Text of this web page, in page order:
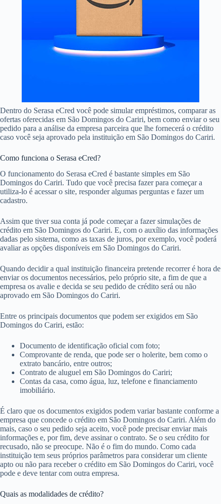
Dentro do Serasa eCred você pode simular empréstimos, comparar as
ofertas oferecidas em São Domingos do Cariri, bem como enviar o seu
pedido para a análise da empresa parceira que lhe fornecerá o crédito
caso você seja aprovado pela instituição em São Domingos do Cariri.
Como funciona o Serasa eCred?
O funcionamento do Serasa eCred é bastante simples em São
Domingos do Cariri. Tudo que você precisa fazer para começar a
utiliza-lo é acessar o site, responder algumas perguntas e fazer um
cadastro.
Assim que tiver sua conta já pode começar a fazer simulações de
crédito em São Domingos do Cariri. E, com o auxílio das informações
dadas pelo sistema, como as taxas de juros, por exemplo, você poderá
avaliar as opções disponíveis em São Domingos do Cariri.
Quando decidir a qual instituição financeira pretende recorrer é hora de
enviar os documentos necessários, pelo próprio site, a fim de que a
empresa os avalie e decida se seu pedido de crédito será ou não
aprovado em São Domingos do Cariri.
Entre os principais documentos que podem ser exigidos em São
Domingos do Cariri, estão:
Documento de identificação oficial com foto;
Comprovante de renda, que pode ser o holerite, bem como o
extrato bancário, entre outros;
Contrato de aluguel em São Domingos do Cariri;
Contas da casa, como água, luz, telefone e financiamento
imobiliário.
É claro que os documentos exigidos podem variar bastante conforme a
empresa que concede o crédito em São Domingos do Cariri. Além do
mais, caso o seu pedido seja aceito, você pode precisar enviar mais
informações e, por fim, deve assinar o contrato. Se o seu crédito for
recusado, não se preocupe. Não é o fim do mundo. Como cada
instituição tem seus próprios parâmetros para considerar um cliente
apto ou não para receber o crédito em São Domingos do Cariri, você
pode e deve tentar com outra empresa.
Quais as modalidades de crédito?